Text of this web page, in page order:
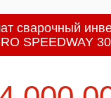
сварочный
SPEEDWAY